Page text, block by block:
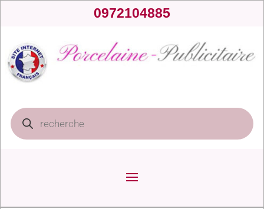
0972104885
Recherche
de
produits